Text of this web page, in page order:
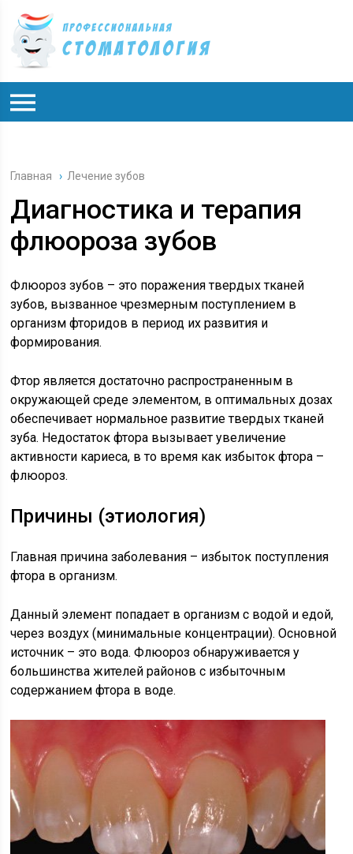
Главная › Лечение зубов
Диагностика и терапия
флюороза зубов
Флюороз зубов – это поражения твердых тканей
зубов, вызванное чрезмерным поступлением в
организм фторидов в период их развития и
формирования.
Фтор является достаточно распространенным в
окружающей среде элементом, в оптимальных дозах
обеспечивает нормальное развитие твердых тканей
зуба. Недостаток фтора вызывает увеличение
активности кариеса, в то время как избыток фтора –
флюороз.
Причины (этиология)
Главная причина заболевания – избыток поступления
фтора в организм.
Данный элемент попадает в организм с водой и едой,
через воздух (минимальные концентрации). Основной
источник – это вода. Флюороз обнаруживается у
большинства жителей районов с избыточным
содержанием фтора в воде.